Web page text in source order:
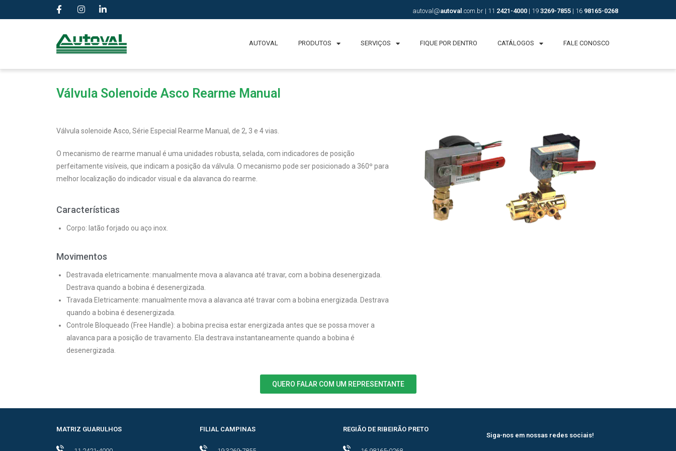
autoval@autoval .com.br | 11 2421-4000 | 19 3269-7855 | 16 98165-0268
AUTOVAL PRODUTOS SERVIÇOS FIQUE POR DENTRO CATÁLOGOS FALE CONOSCO
Válvula Solenoide Asco Rearme Manual
Válvula solenoide Asco, Série Especial Rearme Manual, de 2, 3 e 4 vias.
O mecanismo de rearme manual é uma unidades robusta, selada, com indicadores de posição
perfeitamente visíveis, que indicam a posição da válvula. O mecanismo pode ser posicionado a 360º para
melhor localização do indicador visual e da alavanca do rearme.
Características
Corpo: latão forjado ou aço inox.
Movimentos
Destravada eletricamente: manualmente mova a alavanca até travar, com a bobina desenergizada.
Destrava quando a bobina é desenergizada.
Travada Eletricamente: manualmente mova a alavanca até travar com a bobina energizada. Destrava
quando a bobina é desenergizada.
Controle Bloqueado (Free Handle): a bobina precisa estar energizada antes que se possa mover a
alavanca para a posição de travamento. Ela destrava instantaneamente quando a bobina é
desenergizada.
QUERO FALAR COM UM REPRESENTANTE
MATRIZ GUARULHOS FILIAL CAMPINAS REGIÃO DE RIBEIRÃO PRETO
Siga-nos em nossas redes sociais!